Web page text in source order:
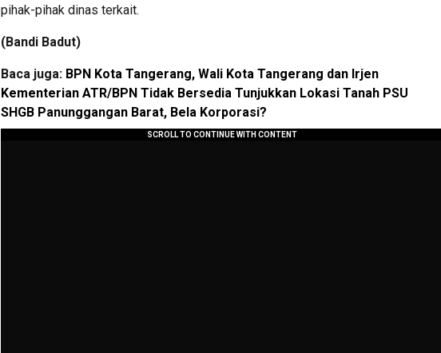
pihak-pihak dinas terkait.
(Bandi Badut)
Baca juga: BPN Kota Tangerang, Wali Kota Tangerang dan Irjen
Kementerian ATR/BPN Tidak Bersedia Tunjukkan Lokasi Tanah PSU
SHGB Panunggangan Barat, Bela Korporasi?